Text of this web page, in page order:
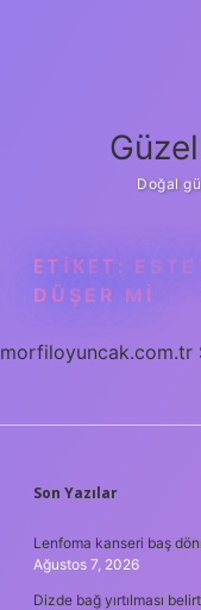
Doğal
ETIKET:
DÜŞER MI
morfiloyuncak.com.tr
Son Yazılar
Lenfoma kanseri baş
Ağustos 7, 2026
Dizde bağ yırtılması